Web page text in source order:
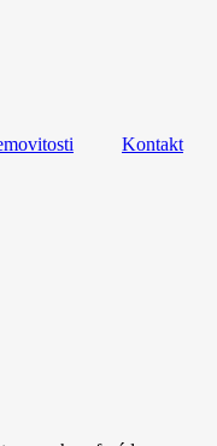
Kontakt